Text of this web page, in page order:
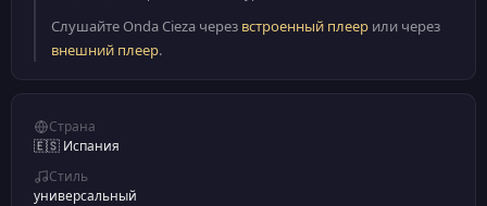
Слушайте Onda Cieza через встроенный плеер или через
внешний плеер.
Страна
🇪🇸 Испания
Стиль
универсальный